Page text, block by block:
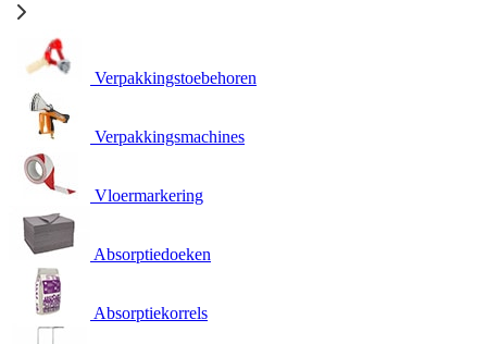
Verpakkingstoebehoren
Verpakkingsmachines
Vloermarkering
Absorptiedoeken
Absorptiekorrels